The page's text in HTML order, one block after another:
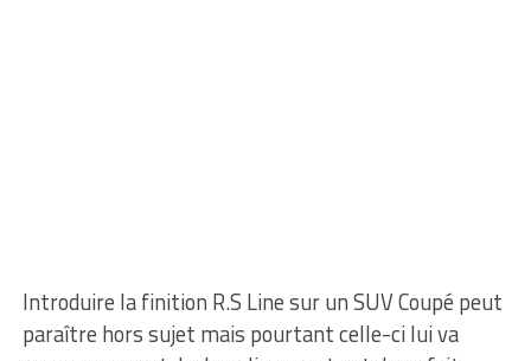
Introduire la finition R.S Line sur un SUV Coupé peut
paraître hors sujet mais pourtant celle-ci lui va